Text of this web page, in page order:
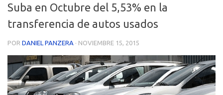
Suba en Octubre del 5,53% en la
transferencia de autos usados
POR DANIEL PANZERA · NOVIEMBRE 15, 2015